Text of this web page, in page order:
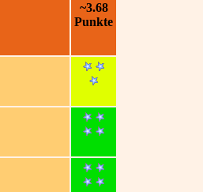
~3.68
Punkte